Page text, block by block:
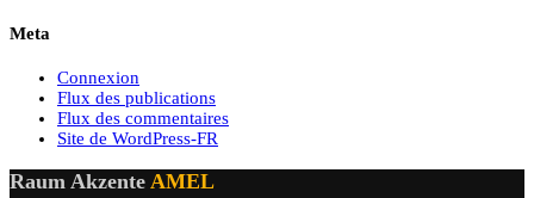
Meta
Connexion
Flux des publications
Flux des commentaires
Site de WordPress-FR
Raum Akzente AMEL